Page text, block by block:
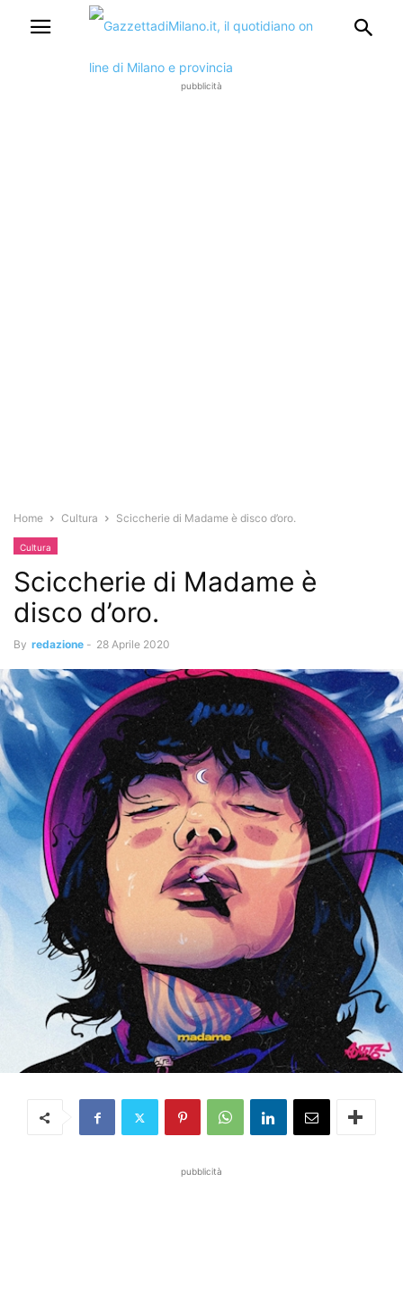
pubblicità
Home Cultura Sciccherie di Madame è disco d’oro.
Cultura
Sciccherie di Madame è
disco d’oro.
By redazione - 28 Aprile 2020
pubblicità